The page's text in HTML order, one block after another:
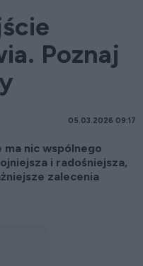
Poznaj
05.03.2026 09:17
nic wspólnego
i radośniejsza,
zalecenia